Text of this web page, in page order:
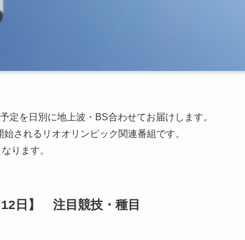
定を日別に地上波・BS合わせてお届けします。
されるリオオリンピック関連番組です。
ります。
日】 注目競技・種目